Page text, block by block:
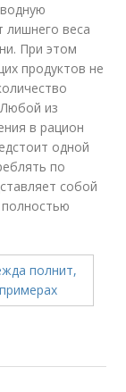
лишнего веса
При этом
продуктов не
из
в рацион
одной
по
собой